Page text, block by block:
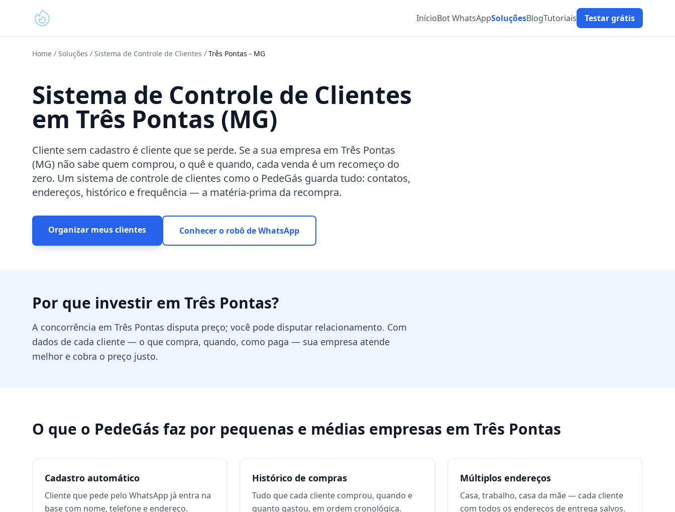
InícioBot WhatsAppSoluçõesBlogTutoriais Testar grátis
Home / Soluções / Sistema de Controle de Clientes / Três Pontas - MG
Sistema de Controle de Clientes
em Três Pontas (MG)
Cliente sem cadastro é cliente que se perde. Se a sua empresa em Três Pontas
(MG) não sabe quem comprou, o quê e quando, cada venda é um recomeço do
zero. Um sistema de controle de clientes como o PedeGás guarda tudo: contatos,
endereços, histórico e frequência — a matéria-prima da recompra.
Organizar meus clientes Conhecer o robô de WhatsApp
Por que investir em Três Pontas?
A concorrência em Três Pontas disputa preço; você pode disputar relacionamento. Com
dados de cada cliente — o que compra, quando, como paga — sua empresa atende
melhor e cobra o preço justo.
O que o PedeGás faz por pequenas e médias empresas em Três Pontas
Cadastro automático
Cliente que pede pelo WhatsApp já entra na
base com nome, telefone e endereço.
Histórico de compras
Tudo que cada cliente comprou, quando e
quanto gastou, em ordem cronológica.
Múltiplos endereços
Casa, trabalho, casa da mãe — cada cliente
com todos os endereços de entrega salvos.